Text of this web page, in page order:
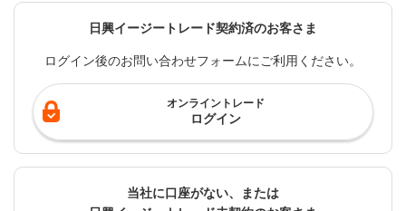
日興イージートレード契約済のお客さま
ログイン後のお問い合わせフォームにご利用ください。
オンライントレード
ログイン
当社に口座がない、または